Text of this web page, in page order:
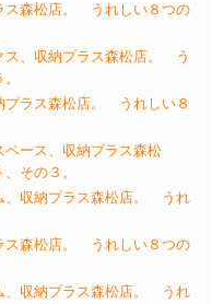
ス森松店。 うれしい８つの
ス、収納プラス森松店。 う
プラス森松店。 うれしい８
ース、収納プラス森松
その３。
、収納プラス森松店。 うれ
ス森松店。 うれしい８つの
、収納プラス森松店。 うれ